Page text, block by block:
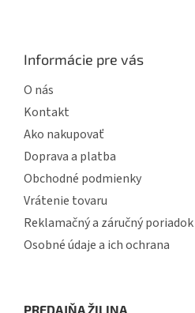
Informácie pre vás
O nás
Kontakt
Ako nakupovať
Doprava a platba
Obchodné podmienky
Vrátenie tovaru
Reklamačný a záručný poriadok
Osobné údaje a ich ochrana
PREDAJŇA ŽILINA